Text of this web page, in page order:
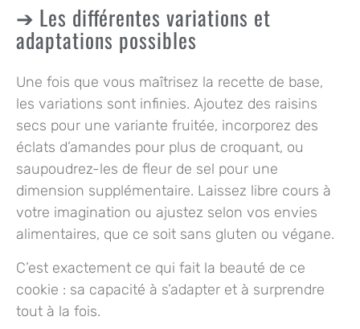
Les différentes variations et
adaptations possibles
Une fois que vous maîtrisez la recette de base,
les variations sont infinies. Ajoutez des raisins
secs pour une variante fruitée, incorporez des
éclats d’amandes pour plus de croquant, ou
saupoudrez-les de fleur de sel pour une
dimension supplémentaire. Laissez libre cours à
votre imagination ou ajustez selon vos envies
alimentaires, que ce soit sans gluten ou végane.
C’est exactement ce qui fait la beauté de ce
cookie : sa capacité à s’adapter et à surprendre
tout à la fois.